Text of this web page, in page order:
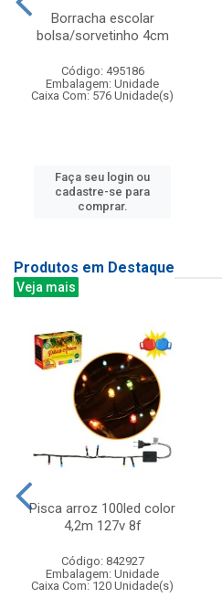
Borracha escolar
bolsa/sorvetinho 4cm
Código: 495186
Embalagem: Unidade
Caixa Com: 576 Unidade(s)
Faça seu login ou
cadastre-se para
comprar.
Produtos em Destaque
Veja mais
Pisca arroz 100led color
4,2m 127v 8f
Código: 842927
Embalagem: Unidade
Caixa Com: 120 Unidade(s)